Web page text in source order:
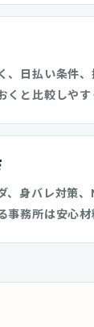
、日払い条件
くと比較しやす
、身バレ対策
事務所は安心材